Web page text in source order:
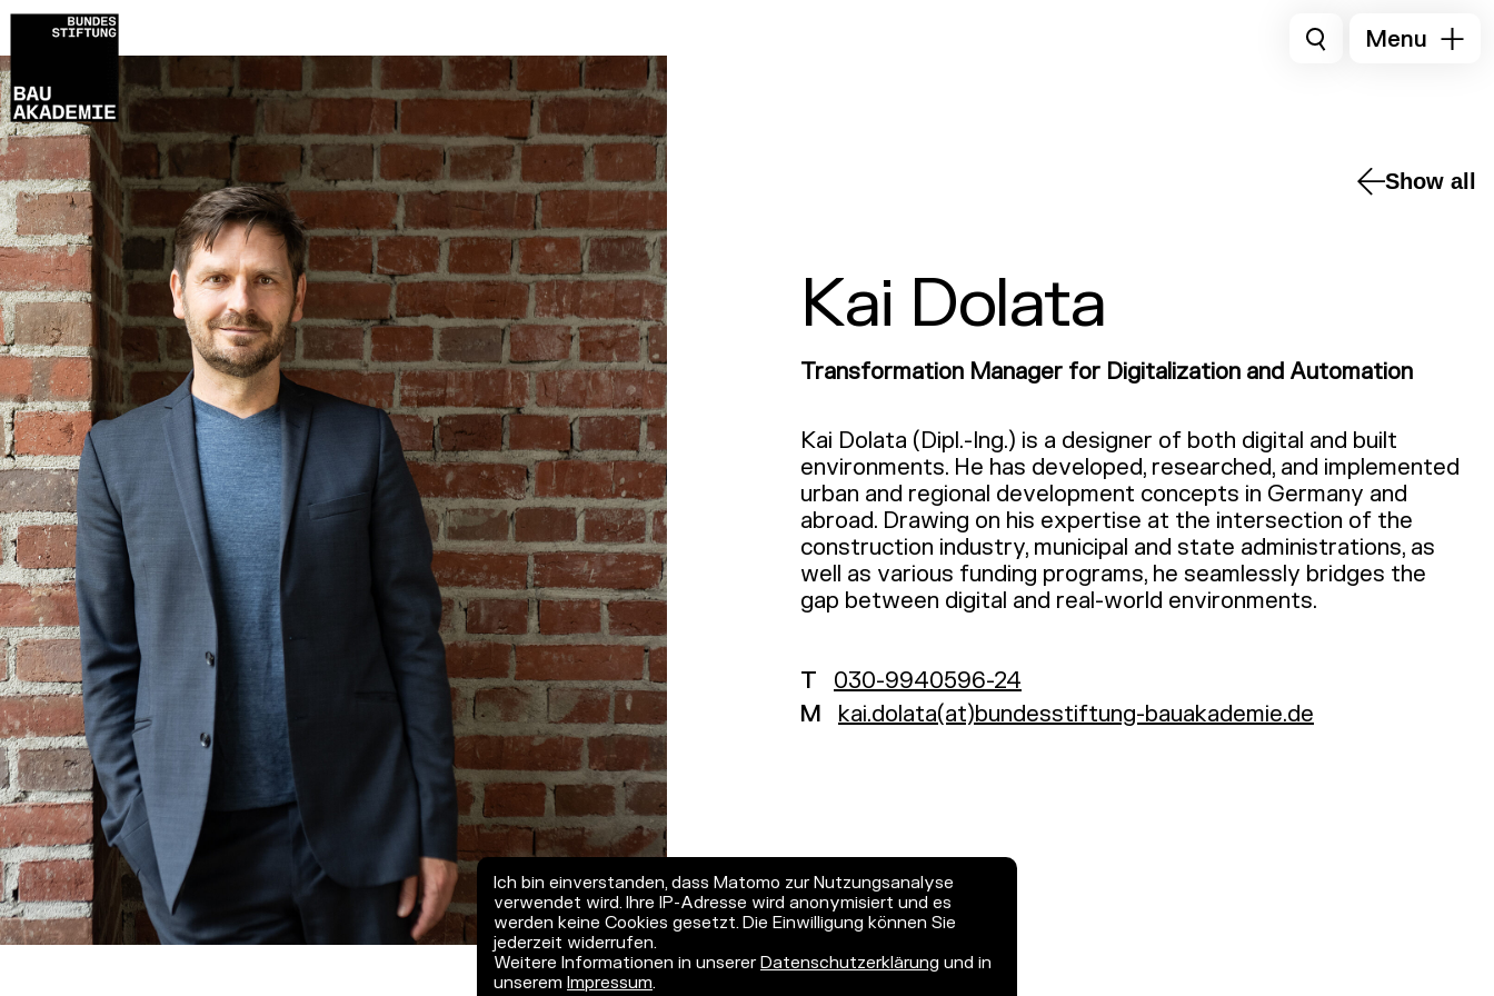
Menu
Ich bin einverstanden, dass Matomo zur Nutzungsanalyse
verwendet wird. Ihre IP-Adresse wird anonymisiert und es
werden keine Cookies gesetzt. Die Einwilligung können Sie
jederzeit widerrufen.
Weitere Informationen in unsererDatenschutzerklärung und in
unserem Impressum.
Show all
Kai Dolata
Transformation Manager for Digitalization and Automation
Kai Dolata (Dipl.-Ing.) is a designer of both digital and built
environments. He has developed, researched, and implemented
urban and regional development concepts in Germany and
abroad. Drawing on his expertise at the intersection of the
construction industry, municipal and state administrations, as
well as various funding programs, he seamlessly bridges the
gap between digital and real-world environments.
T
030-9940596-24
M
kai.dolata(at)bundesstiftung-bauakademie.de